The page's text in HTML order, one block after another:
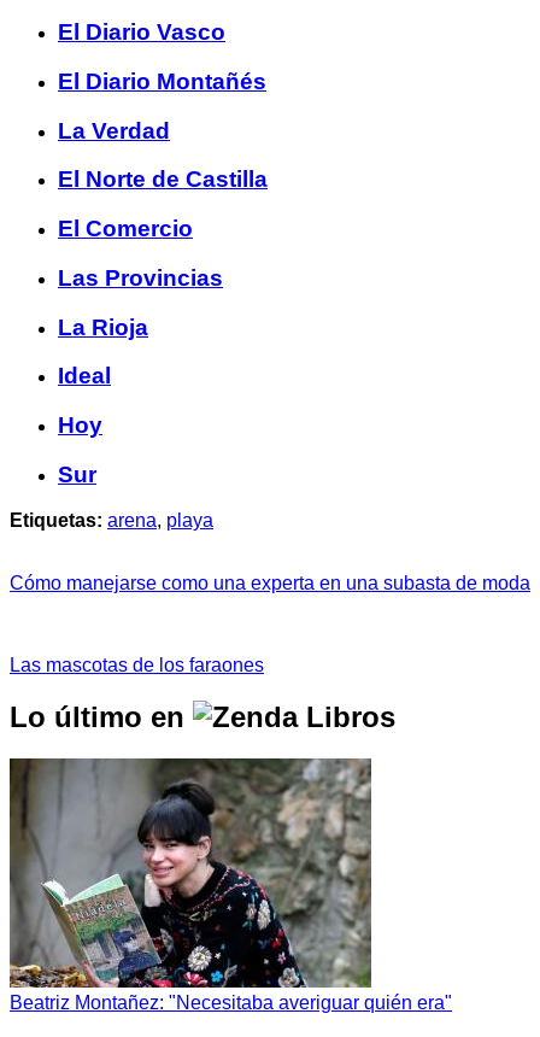
El Diario Vasco
El Diario Montañés
La Verdad
El Norte de Castilla
El Comercio
Las Provincias
La Rioja
Ideal
Hoy
Sur
Etiquetas: arena, playa
Cómo manejarse como una experta en una subasta de moda
Las mascotas de los faraones
Lo último en
Beatriz Montañez: "Necesitaba averiguar quién era"